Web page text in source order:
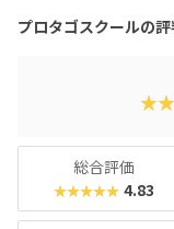
プロタゴスクールの
総合評価
★★★★★ 4.83